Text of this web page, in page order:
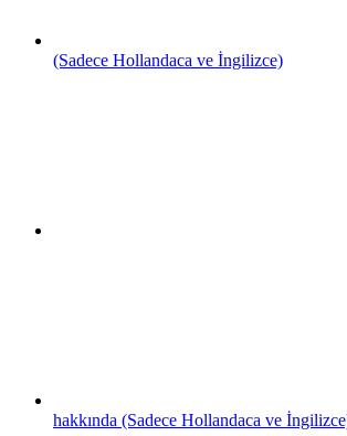
(Sadece Hollandaca ve İngilizce)
hakkında (Sadece Hollandaca ve